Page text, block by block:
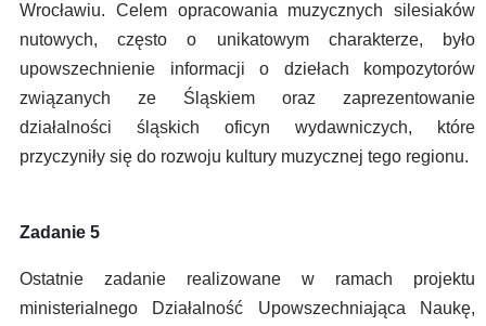
Wrocławiu. Celem opracowania muzycznych silesiaków
nutowych, często o unikatowym charakterze, było
upowszechnienie informacji o dziełach kompozytorów
związanych ze Śląskiem oraz zaprezentowanie
działalności śląskich oficyn wydawniczych, które
przyczyniły się do rozwoju kultury muzycznej tego regionu.
Zadanie 5
Ostatnie zadanie realizowane w ramach projektu
ministerialnego Działalność Upowszechniająca Naukę,